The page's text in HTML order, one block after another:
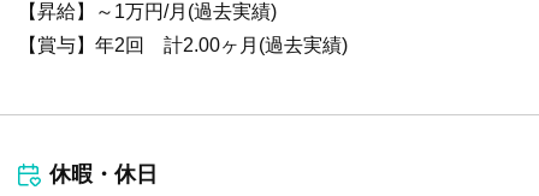
【昇給】～1万円/月(過去実績)
【賞与】年2回 計2.00ヶ月(過去実績)
休暇・休日